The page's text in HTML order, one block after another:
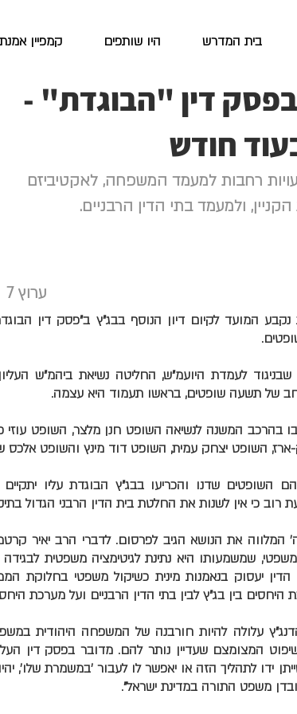
בית המדרש היו שותפים קמפיין
בפסק דין "הבוגדת" -
חודש
רחבות למעמד המשפחה, לאקטיביזם
ולמעמד בתי הדין הרבניים.
ערוץ 7
המועד לקיום דיון הנוסף בבג"ץ ב"פסק דין
שבניגוד לעמדת היועמ"ש, החליטה נשיאת ביהמ"ש
של תשעה שופטים, בראשו תעמוד היא עצמה.
בהרכב המשנה לנשיאה השופט חנן מלצר, השופט עוזי
השופט יצחק עמית, השופט דוד מינץ והשופט אלכס
השופטים שדנו והכריעו בבג"ץ הבוגדת עליו יתקיים
רוב כי אין לשנות את החלטת בית הדין הרבני הגדול
המלווה את הנושא הגיב לפרסום. לדברי הרב יאיר
שמשמעותו היא נתינת לגיטימציה משפטית
הדין יעסוק בנאמנות מינית כשיקול משפטי בחלוקת
בין בג"ץ לבין בתי הדין הרבניים ועל מערכת
עלולה להיות חורבנה של המשפחה היהודית
המצומצם שעדיין נותר להם. מדובר בפסק דין
ידו לתהליך הזה או יאפשר לו לעבור 'במשמרת שלו',
משפט התורה במדינת ישראל".